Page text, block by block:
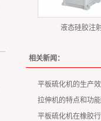
液态硅胶注
相关新闻：
平板硫化机的生产效
拉伸机的特点和功能
平板硫化机在橡胶